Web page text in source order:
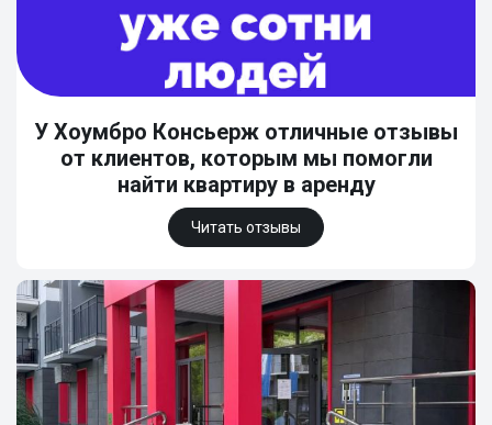
У Хоумбро Консьерж отличные отзывы
от клиентов, которым мы помогли
найти квартиру в аренду
Читать отзывы